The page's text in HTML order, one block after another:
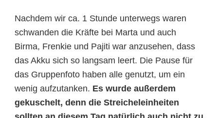
Nachdem wir ca. 1 Stunde unterwegs waren
schwanden die Kräfte bei Marta und auch
Birma, Frenkie und Pajiti war anzusehen, dass
das Akku sich so langsam leert. Die Pause für
das Gruppenfoto haben alle genutzt, um ein
wenig aufzutanken. Es wurde außerdem
gekuschelt, denn die Streicheleinheiten